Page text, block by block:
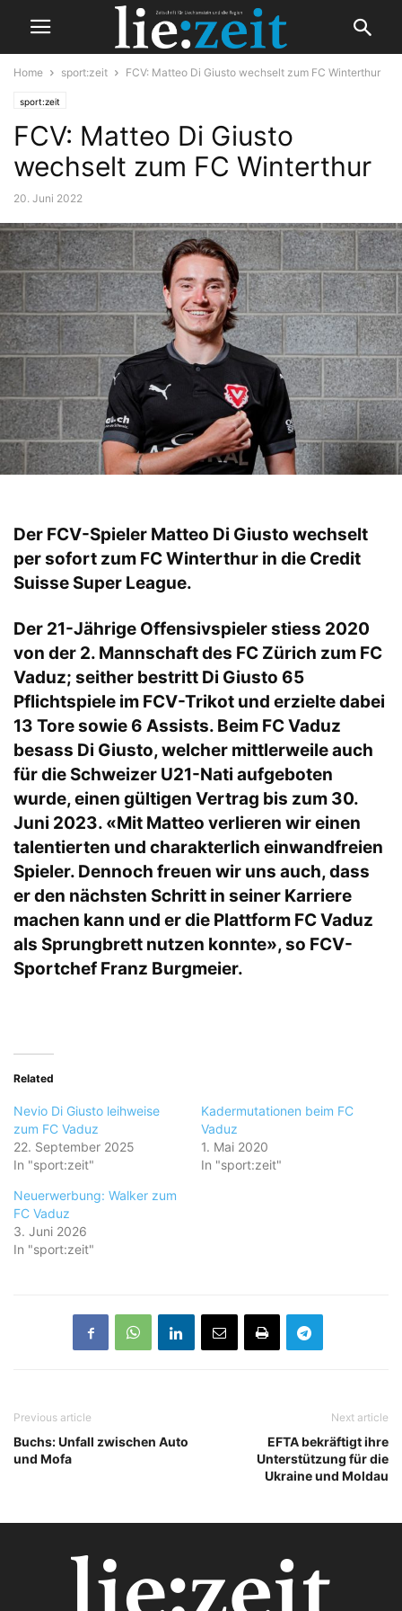
Home sport:zeit FCV: Matteo Di Giusto wechselt zum FC Winterthur
sport:zeit
FCV: Matteo Di Giusto
wechselt zum FC Winterthur
20. Juni 2022
Der FCV-Spieler Matteo Di Giusto wechselt
per sofort zum FC Winterthur in die Credit
Suisse Super League.
Der 21-Jährige Offensivspieler stiess 2020
von der 2. Mannschaft des FC Zürich zum FC
Vaduz; seither bestritt Di Giusto 65
Pflichtspiele im FCV-Trikot und erzielte dabei
13 Tore sowie 6 Assists. Beim FC Vaduz
besass Di Giusto, welcher mittlerweile auch
für die Schweizer U21-Nati aufgeboten
wurde, einen gültigen Vertrag bis zum 30.
Juni 2023. «Mit Matteo verlieren wir einen
talentierten und charakterlich einwandfreien
Spieler. Dennoch freuen wir uns auch, dass
er den nächsten Schritt in seiner Karriere
machen kann und er die Plattform FC Vaduz
als Sprungbrett nutzen konnte», so FCV-
Sportchef Franz Burgmeier.
Related
Nevio Di Giusto leihweise
zum FC Vaduz
22. September 2025
In "sport:zeit"
Kadermutationen beim FC
Vaduz
1. Mai 2020
In "sport:zeit"
Neuerwerbung: Walker zum
FC Vaduz
3. Juni 2026
In "sport:zeit"
Previous article
Buchs: Unfall zwischen Auto
und Mofa
Next article
EFTA bekräftigt ihre
Unterstützung für die
Ukraine und Moldau